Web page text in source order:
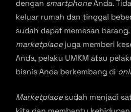
dengan smartphoneAnda.
keluar rumah dan tinggal
sudah dapat memesan
marketplacejuga memberi
Anda, pelaku UMKM atau
bisnis Anda berkembang di
Marketplacesudah menjadi